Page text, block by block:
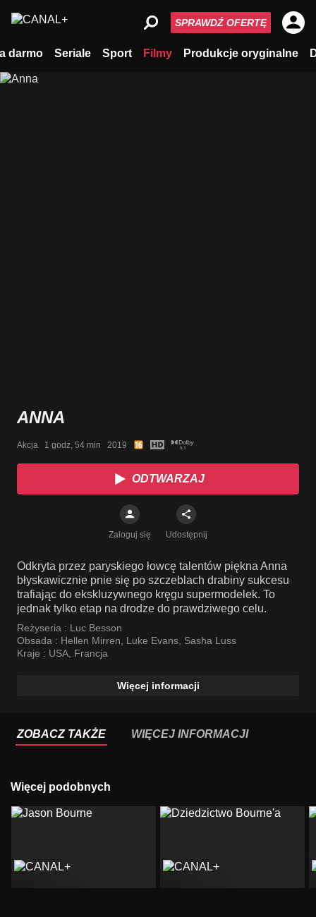
darmo Seriale Sport Filmy Produkcje oryginalne
SPRAWDŹ OFERTĘ
ANNA
Akcja   1 godz, 54 min   2019
ODTWARZAJ
Zaloguj się Udostępnij
Odkryta przez paryskiego łowcę talentów piękna Anna
błyskawicznie pnie się po szczeblach drabiny sukcesu
trafiając do ekskluzywnego kręgu supermodelek. To
jednak tylko etap na drodze do prawdziwego celu.
Reżyseria : Luc Besson
Obsada : Hellen Mirren, Luke Evans, Sasha Luss
Kraje : USA, Francja
Więcej informacji
ZOBACZ TAKŻE WIĘCEJ INFORMACJI
Więcej podobnych